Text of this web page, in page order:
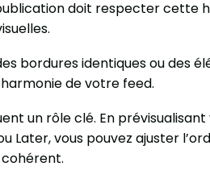
doit respecter cette
bordures identiques ou des
de votre feed.
un rôle clé. En
Later, vous pouvez ajuster